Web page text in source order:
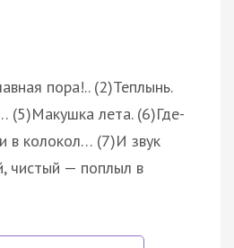
пора!.. (2)Теплынь.
(5)Макушка лета. (6)Где-
в колокол… (7)И звук
чистый — поплыл в